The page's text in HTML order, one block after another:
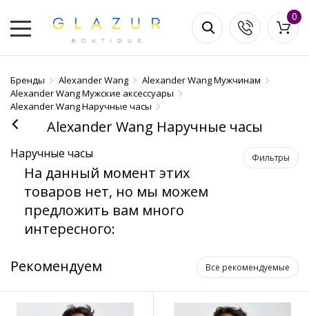
0
Бренды Alexander Wang
Alexander Wang Мужчинам
Alexander Wang Мужские аксессуары
Alexander Wang Наручные часы
Наручные часы
Alexander Wang Наручные часы
Фильтры
На данный момент этих
товаров нет, но мы можем
предложить вам много
интересного:
Все рекомендуемые
Рекомендуем